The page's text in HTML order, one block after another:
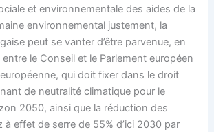
et environnementale des aides de la
environnemental justement, la
peut se vanter d’être parvenue, en
le Conseil et le Parlement européen
européenne, qui doit fixer dans le droit
de neutralité climatique pour le
2050, ainsi que la réduction des
à effet de serre de 55% d’ici 2030 par